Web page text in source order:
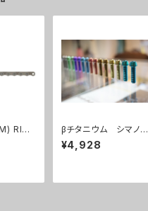
βチタニウム シマノ左
クランク用ボルト ２本
セット
¥4,928